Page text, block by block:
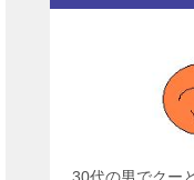
30代の男でクー